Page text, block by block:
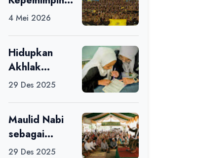
, dan
Ikuti Alfaro
Camp di MAN
1 Darussalam
Ciamis
4 Mei 2026
Hidupkan
Akhlak
melalui Ilmu
29 Des 2025
Maulid Nabi
sebagai
Momentum
29 Des 2025